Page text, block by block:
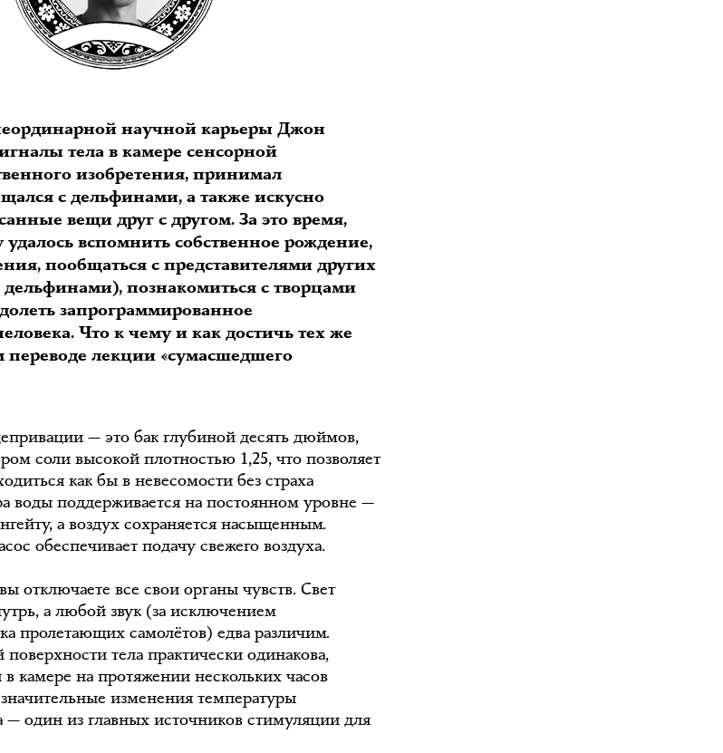
научной карьеры Джон
тела в камере сенсорной
изобретения, принимал
с дельфинами, а также искусно
вещи друг с другом. За это время,
удалось вспомнить собственное рождение,
пообщаться с представителями других
познакомиться с творцами
запрограммированное
Что к чему и как достичь тех же
переводе лекции «сумасшедшего
— это бак глубиной десять дюймов,
соли высокой плотностью 1,25, что позволяет
как бы в невесомости без страха
воды поддерживается на постоянном уровне —
а воздух сохраняется насыщенным.
обеспечивает подачу свежего воздуха.
отключаете все свои органы чувств. Свет
а любой звук (за исключением
пролетающих самолётов) едва различим.
поверхности тела практически одинакова,
камере на протяжении нескольких часов
изменения температуры
— один из главных источников стимуляции для